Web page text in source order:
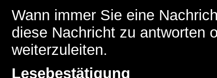
Wann immer Sie eine
diese Nachricht zu antworten
weiterzuleiten.
Lesebestätigung